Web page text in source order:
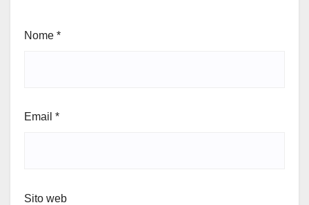
Nome *
Email *
Sito web